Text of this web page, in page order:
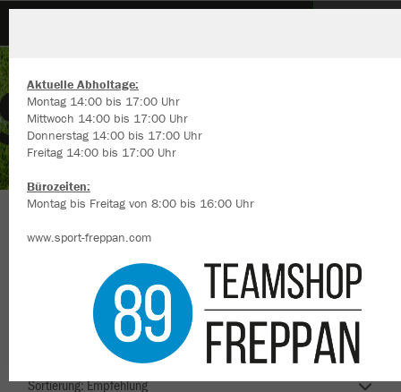
Farbe
Aktuelle Abholtage:
Montag 14:00 bis 17:00 Uhr
Mittwoch 14:00 bis 17:00 Uhr
Donnerstag 14:00 bis 17:00 Uhr
Freitag 14:00 bis 17:00 Uhr
Bürozeiten:
Montag bis Freitag von 8:00 bis 16:00 Uhr
www.sport-freppan.com
Wir verwenden Cookies
Inhalte anzeigen und unsere Website verbessern. Weitere
zu den Cookies findest Du in den Einstellungen.
Alle ablehnen
mehr Infos
Datenschutz
Impressum